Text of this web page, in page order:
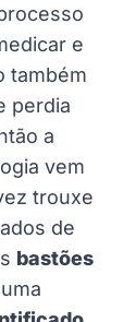
e
também
perdia
a
vem
trouxe
de
bastões